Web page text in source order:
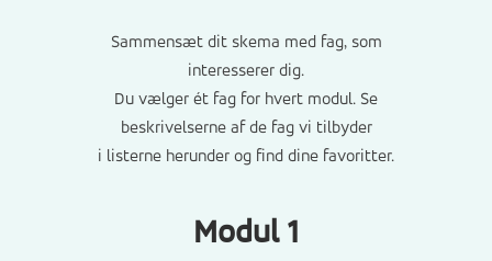
Sammensæt dit skema med fag, som
interesserer dig.
Du vælger ét fag for hvert modul. Se
beskrivelserne af de fag vi tilbyder
i listerne herunder og find dine favoritter.
Modul 1